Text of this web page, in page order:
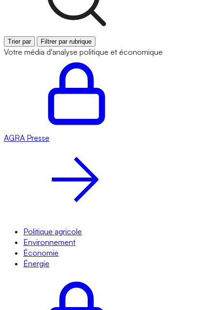
Trier par Filtrer par rubrique
Votre média d'analyse politique et économique
AGRA Presse
Politique agricole
Environnement
Économie
Énergie